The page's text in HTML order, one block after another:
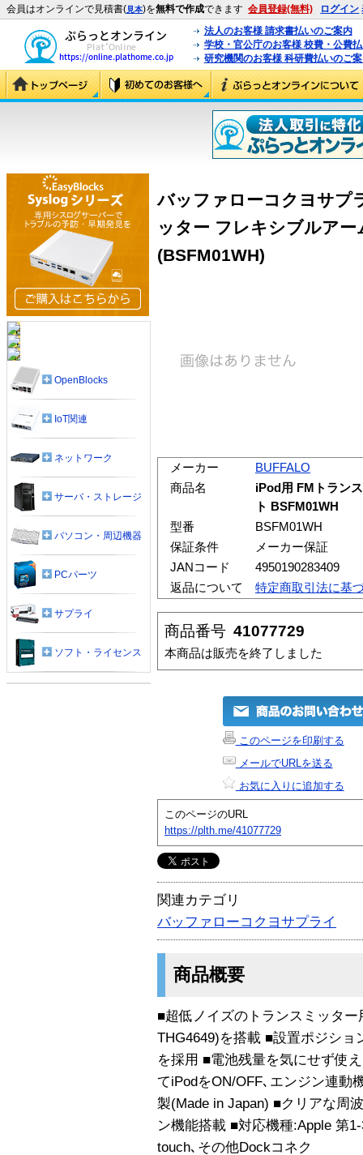
会員はオンラインで見積書(見本)を無料で作成できます 会員登録(無料) ログイン
法人のお客様 請求書払いのご案内
学校・官公庁のお客様 校費・公費
研究機関のお客様 科研費払いのご
バッファローコクヨサプ
ッター フレキシブルア
(BSFM01WH)
メーカー
BUFFALO
商品名
iPod用 FMトラン
ト BSFM01WH
型番
BSFM01WH
保証条件
メーカー保証
JANコード
4950190283409
返品について
特定商取引法に基
商品番号 41077729
本商品は販売を終了しました
このページを印刷する
メールでURLを送る
お気に入りに追加する
このページのURL
https://plth.me/41077729
関連カテゴリ
バッファローコクヨサプライ
商品概要
■超低ノイズのトランスミッタ
THG4649)を搭載 ■設置ポジシ
を採用 ■電池残量を気にせず使
てiPodをON/OFF､エンジン連動
製(Made in Japan) ■クリアな周
ン機能搭載 ■対応機種:Apple 第
touch､その他Dockコネク
OpenBlocks
IoT関連
ネットワーク
サーバ・ストレージ
パソコン・周辺機器
PCパーツ
サプライ
ソフト・ライセンス